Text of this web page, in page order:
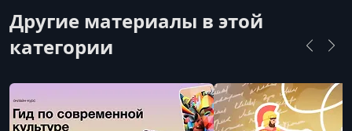
публикаций по литературоведению на русском
и немецком языках.
Другие материалы в этой
категории